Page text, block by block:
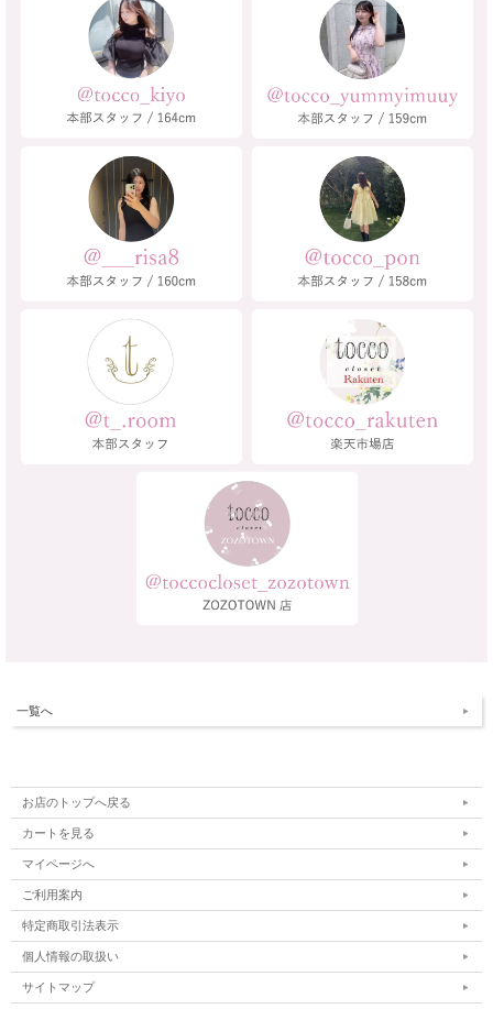
一覧へ
お店のトップへ戻る
カートを見る
マイページへ
ご利用案内
特定商取引法表示
個人情報の取扱い
サイトマップ